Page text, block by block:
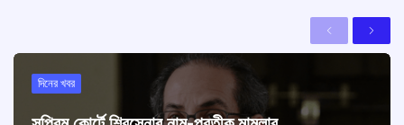
PreviousNext
দিনের খবর